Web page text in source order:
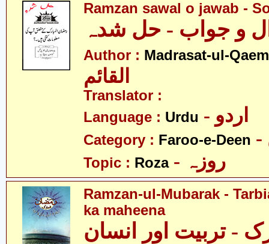
Ramzan sawal o jawab -
و جواب - حل شدہ
Author : Madrasat-ul-
القائم
Translator :
Language : Urdu - اردو
Category : Faroo-e-Deen
Topic : Roza - روزہ
Ramzan-ul-Mubarak -
ka maheena
- تربیت اور انسان